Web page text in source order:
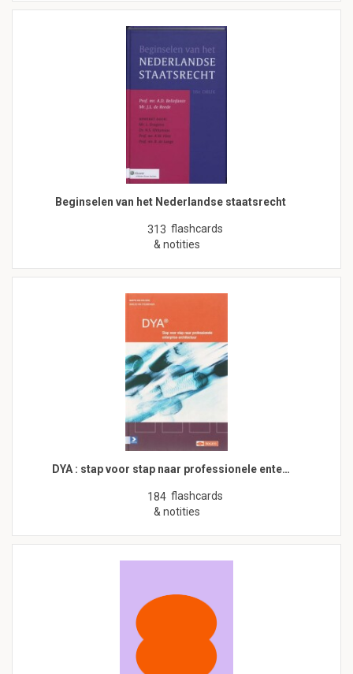
Beginselen van het Nederlandse staatsrecht
313 flashcards
& notities
DYA : stap voor stap naar professionele ente…
184 flashcards
& notities